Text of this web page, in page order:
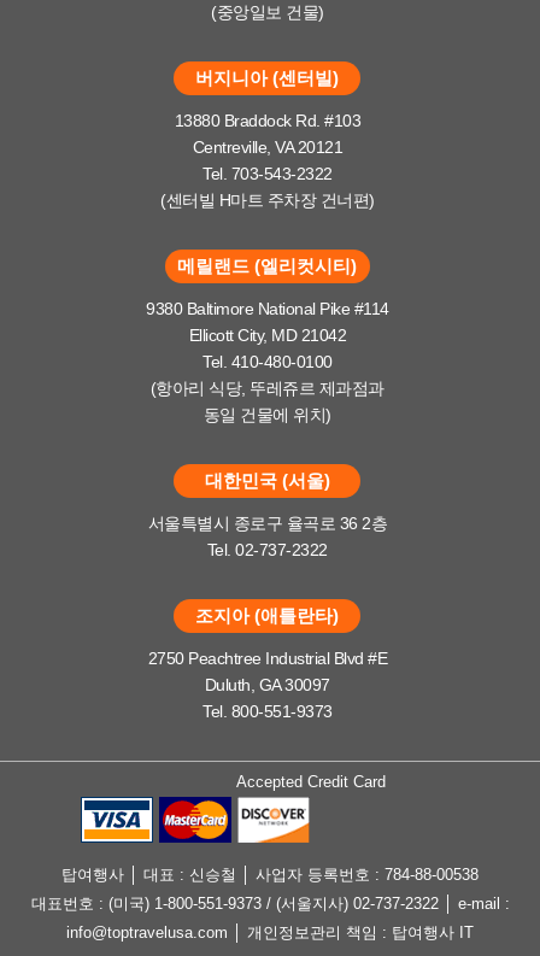
(중앙일보 건물)
버지니아 (센터빌)
13880 Braddock Rd. #103
Centreville, VA 20121
Tel. 703-543-2322
(센터빌 H마트 주차장 건너편)
메릴랜드 (엘리컷시티)
9380 Baltimore National Pike #114
Ellicott City, MD 21042
Tel. 410-480-0100
(항아리 식당, 뚜레쥬르 제과점과
동일 건물에 위치)
대한민국 (서울)
서울특별시 종로구 율곡로 36 2층
Tel. 02-737-2322
조지아 (애틀란타)
2750 Peachtree Industrial Blvd #E
Duluth, GA 30097
Tel. 800-551-9373
Accepted Credit Card
탑여행사 │ 대표 : 신승철 │ 사업자 등록번호 : 784-88-00538
대표번호 : (미국) 1-800-551-9373 / (서울지사) 02-737-2322 │ e-mail :
info@toptravelusa.com │ 개인정보관리 책임 : 탑여행사 IT